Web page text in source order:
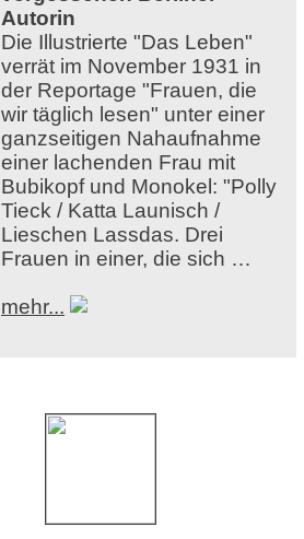
Autorin
Die Illustrierte "Das Leben"
verrät im November 1931 in
der Reportage "Frauen, die
wir täglich lesen" unter einer
ganzseitigen Nahaufnahme
einer lachenden Frau mit
Bubikopf und Monokel: "Polly
Tieck / Katta Launisch /
Lieschen Lassdas. Drei
Frauen in einer, die sich …
mehr...